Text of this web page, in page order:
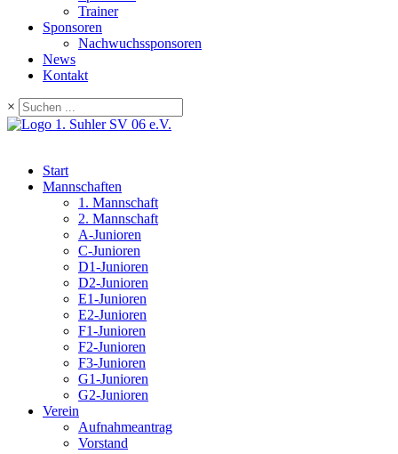
Trainer
Sponsoren
Nachwuchssponsoren
News
Kontakt
×
Start
Mannschaften
1. Mannschaft
2. Mannschaft
A-Junioren
C-Junioren
D1-Junioren
D2-Junioren
E1-Junioren
E2-Junioren
F1-Junioren
F2-Junioren
F3-Junioren
G1-Junioren
G2-Junioren
Verein
Aufnahmeantrag
Vorstand